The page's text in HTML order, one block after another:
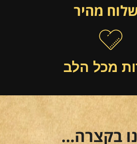
מהיר
מכל הלב
בקצרה...